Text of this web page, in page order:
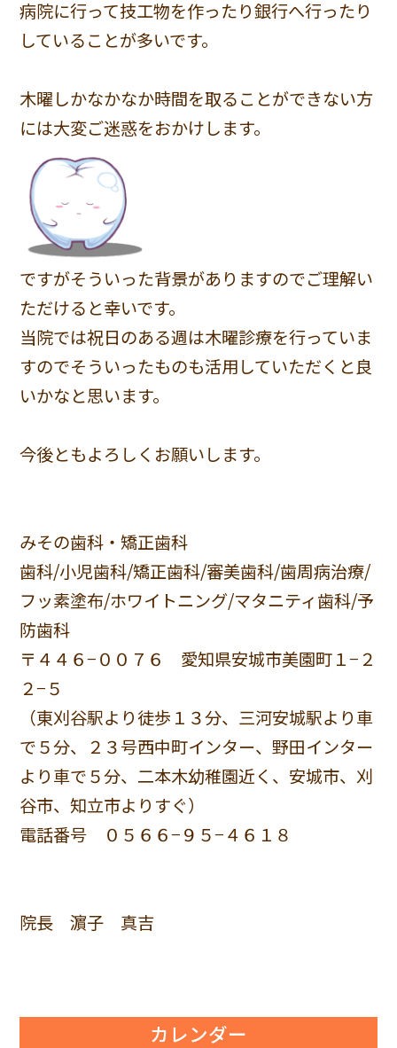
病院に行って技工物を作ったり銀行へ行ったり
していることが多いです。
木曜しかなかなか時間を取ることができない方
には大変ご迷惑をおかけします。
ですがそういった背景がありますのでご理解い
ただけると幸いです。
当院では祝日のある週は木曜診療を行っていま
すのでそういったものも活用していただくと良
いかなと思います。
今後ともよろしくお願いします。
みその歯科・矯正歯科
歯科/小児歯科/矯正歯科/審美歯科/歯周病治療/
フッ素塗布/ホワイトニング/マタニティ歯科/予
防歯科
〒４４６−００７６ 愛知県安城市美園町１−２
２−５
（東刈谷駅より徒歩１３分、三河安城駅より車
で５分、２３号西中町インター、野田インター
より車で５分、二本木幼稚園近く、安城市、刈
谷市、知立市よりすぐ）
電話番号 ０５６６−９５−４６１８
院長 濵子 真吉
カレンダー